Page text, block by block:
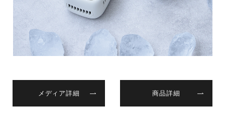
メディア詳細 商品詳細